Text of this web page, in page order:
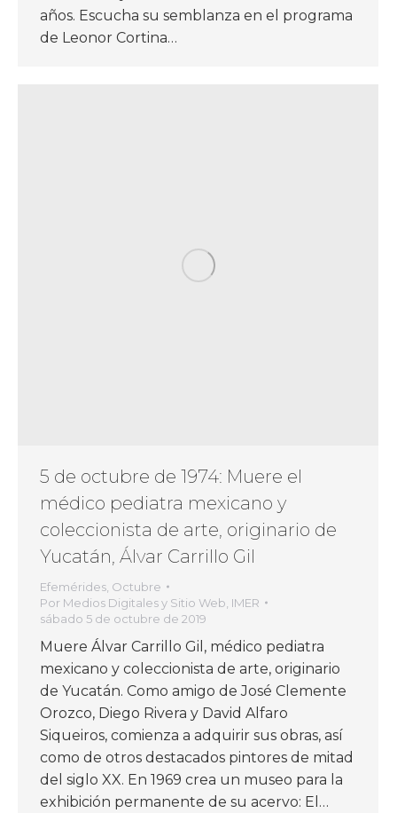
años. Escucha su semblanza en el programa
de Leonor Cortina…
5 de octubre de 1974: Muere el
médico pediatra mexicano y
coleccionista de arte, originario de
Yucatán, Álvar Carrillo Gil
Efemérides Octubre
Por Medios Digitales y Sitio Web, IMER
sábado 5 de octubre de 2019
Muere Álvar Carrillo Gil, médico pediatra
mexicano y coleccionista de arte, originario
de Yucatán. Como amigo de José Clemente
Orozco, Diego Rivera y David Alfaro
Siqueiros, comienza a adquirir sus obras, así
como de otros destacados pintores de mitad
del siglo XX. En 1969 crea un museo para la
exhibición permanente de su acervo: El…